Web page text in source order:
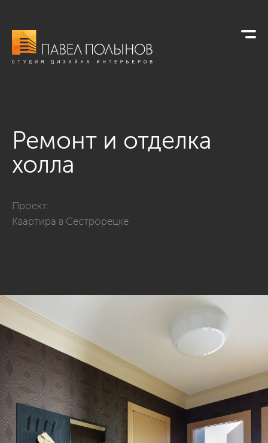
Ремонт и отделка
холла
Проект:
Квартира в Сестрорецке